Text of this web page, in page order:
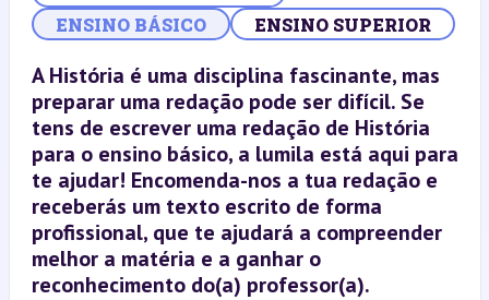
ENSINO BÁSICO
ENSINO SUPERIOR
A História é uma disciplina fascinante, mas
preparar uma redação pode ser difícil. Se
tens de escrever uma redação de História
para o ensino básico, a lumila está aqui para
te ajudar! Encomenda-nos a tua redação e
receberás um texto escrito de forma
profissional, que te ajudará a compreender
melhor a matéria e a ganhar o
reconhecimento do(a) professor(a).